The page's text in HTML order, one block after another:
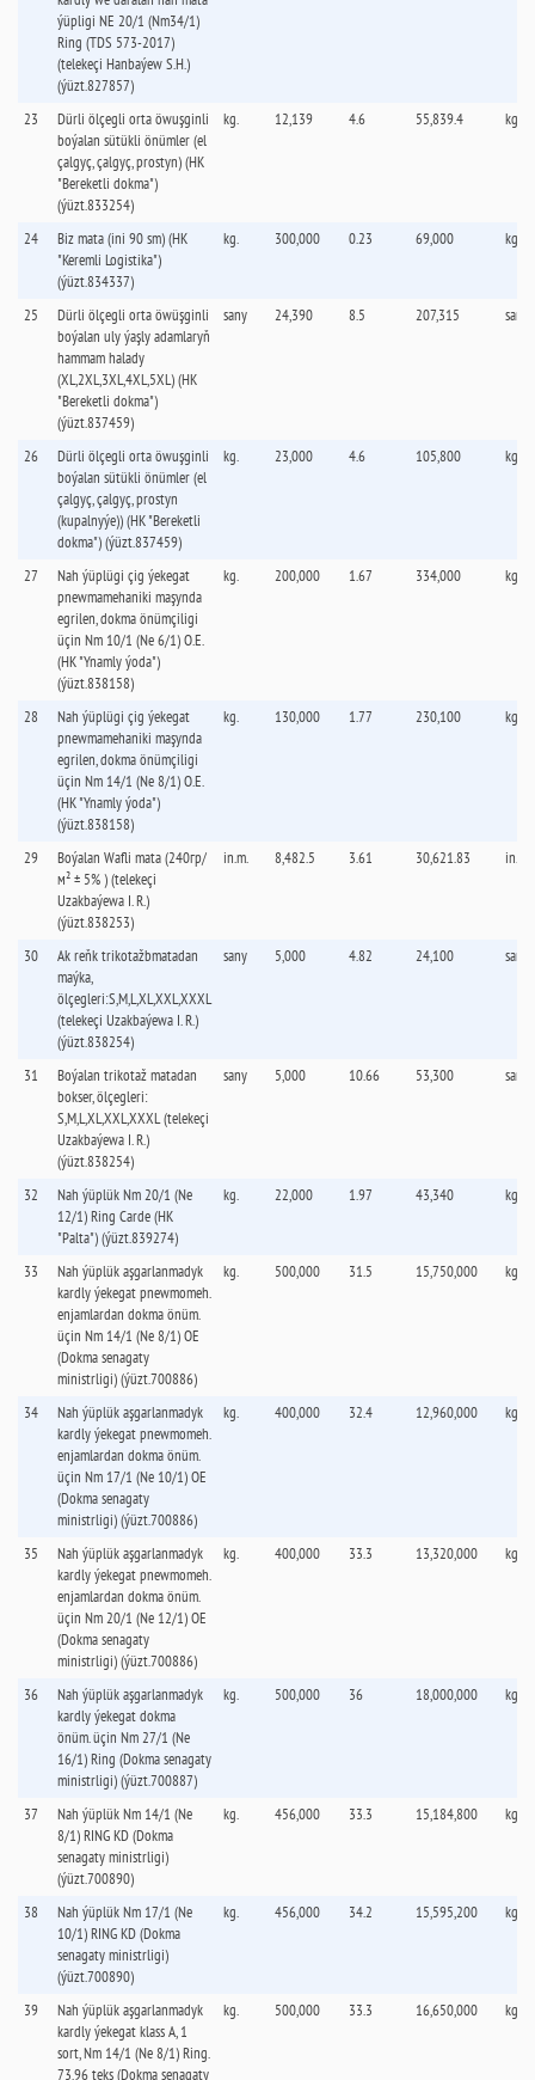
ýüpligi NE 20/1 (Nm34/1)
Ring (TDS 573-2017)
(telekeçi Hanbaýew S.H.)
(ýüzt.827857)
23
Dürli ölçegli orta öwuşginli
boýalan sütükli önümler (el
çalgyç, çalgyç, prostyn) (HK
"Bereketli dokma")
(ýüzt.833254)
kg. 12,139 4.6 55,839.4 kg.
24
Biz mata (ini 90 sm) (HK
"Keremli Logistika")
(ýüzt.834337)
kg. 300,000 0.23 69,000 kg.
25
Dürli ölçegli orta öwüşginli
boýalan uly ýaşly adamlaryň
hammam halady
(ХL,2XL,3XL,4XL,5XL) (HK
"Bereketli dokma")
(ýüzt.837459)
sany 24,390 8.5 207,315 sany
26
Dürli ölçegli orta öwuşginli
boýalan sütükli önümler (el
çalgyç, çalgyç, prostyn
(kupalnyýe)) (HK "Bereketli
dokma") (ýüzt.837459)
kg. 23,000 4.6 105,800 kg.
27
Nah ýüplügi çig ýekegat
pnewmamehaniki maşynda
egrilen, dokma önümçiligi
üçin Nm 10/1 (Ne 6/1) O.E.
(HK "Ynamly ýoda")
(ýüzt.838158)
kg. 200,000 1.67 334,000 kg.
28
Nah ýüplügi çig ýekegat
pnewmamehaniki maşynda
egrilen, dokma önümçiligi
üçin Nm 14/1 (Ne 8/1) O.E.
(HK "Ynamly ýoda")
(ýüzt.838158)
kg. 130,000 1.77 230,100 kg.
29
Boýalan Wafli mata (240гр/
м² ± 5% ) (telekeçi
Uzakbaýewa I. R.)
(ýüzt.838253)
in.m. 8,482.5 3.61 30,621.83 in.m.
30
Ak reňk trikotažbmatadan
maýka,
ölçegleri:S,M,L,XL,XXL,XXXL
(telekeçi Uzakbaýewa I. R.)
(ýüzt.838254)
sany 5,000 4.82 24,100 sany
31
Boýalan trikotaž matadan
bokser, ölçegleri:
S,M,L,XL,XXL,XXXL (telekeçi
Uzakbaýewa I. R.)
(ýüzt.838254)
sany 5,000 10.66 53,300 sany
32
Nah ýüplük Nm 20/1 (Ne
12/1) Ring Carde (HK
"Palta") (ýüzt.839274)
kg. 22,000 1.97 43,340 kg.
33
Nah ýüplük aşgarlanmadyk
kardly ýekegat pnewmomeh.
enjamlardan dokma önüm.
üçin Nm 14/1 (Ne 8/1) OE
(Dokma senagaty
ministrligi) (ýüzt.700886)
kg. 500,000 31.5 15,750,000 kg.
34
Nah ýüplük aşgarlanmadyk
kardly ýekegat pnewmomeh.
enjamlardan dokma önüm.
üçin Nm 17/1 (Ne 10/1) OE
(Dokma senagaty
ministrligi) (ýüzt.700886)
kg. 400,000 32.4 12,960,000 kg.
35
Nah ýüplük aşgarlanmadyk
kardly ýekegat pnewmomeh.
enjamlardan dokma önüm.
üçin Nm 20/1 (Ne 12/1) OE
(Dokma senagaty
ministrligi) (ýüzt.700886)
kg. 400,000 33.3 13,320,000 kg.
36
Nah ýüplük aşgarlanmadyk
kardly ýekegat dokma
önüm. üçin Nm 27/1 (Ne
16/1) Ring (Dokma senagaty
ministrligi) (ýüzt.700887)
kg. 500,000 36 18,000,000 kg.
37
Nah ýüplük Nm 14/1 (Ne
8/1) RING KD (Dokma
senagaty ministrligi)
(ýüzt.700890)
kg. 456,000 33.3 15,184,800 kg.
38
Nah ýüplük Nm 17/1 (Ne
10/1) RING KD (Dokma
senagaty ministrligi)
(ýüzt.700890)
kg. 456,000 34.2 15,595,200 kg.
39
Nah ýüplük aşgarlanmadyk
kardly ýekegat klass А, 1
sort, Nm 14/1 (Ne 8/1) Ring.
73.96 teks (Dokma senagaty
kg. 500,000 33.3 16,650,000 kg.